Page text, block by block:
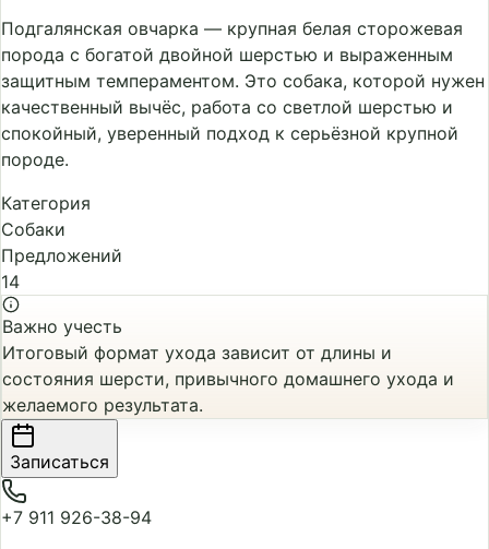
Подгалянская овчарка — крупная белая сторожевая
порода с богатой двойной шерстью и выраженным
защитным темпераментом. Это собака, которой нужен
качественный вычёс, работа со светлой шерстью и
спокойный, уверенный подход к серьёзной крупной
породе.
Категория
Собаки
Предложений
14
Важно учесть
Итоговый формат ухода зависит от длины и
состояния шерсти, привычного домашнего ухода и
желаемого результата.
Записаться
+7 911 926-38-94